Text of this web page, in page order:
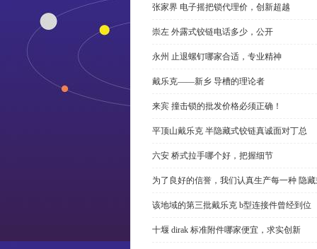
张家界 电子摇把锁代理价，创新超越
崇左 外露式铰链电话多少，公开
永州 止退螺钉哪家合适，专业精神
戴乐克——新乡 导槽的理论者
来宾 撞击锁的批发价格必须正确！
平顶山戴乐克 半隐藏式铰链真诚面对丁总
六安 桥式拉手哪个好，把握细节
为了良好的信誉，我们认真生产每一种 隐
该地域的第三批戴乐克 b型连接件曾经到位
十堰 dirak 标准附件哪家便宜，求实创新